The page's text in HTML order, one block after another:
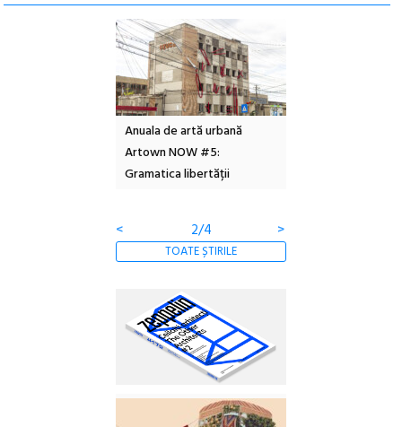
Festivalul Cinemascop
revine la Eforie Sud cu a IX-a
ediție
<
3/4 >
TOATE ȘTIRILE